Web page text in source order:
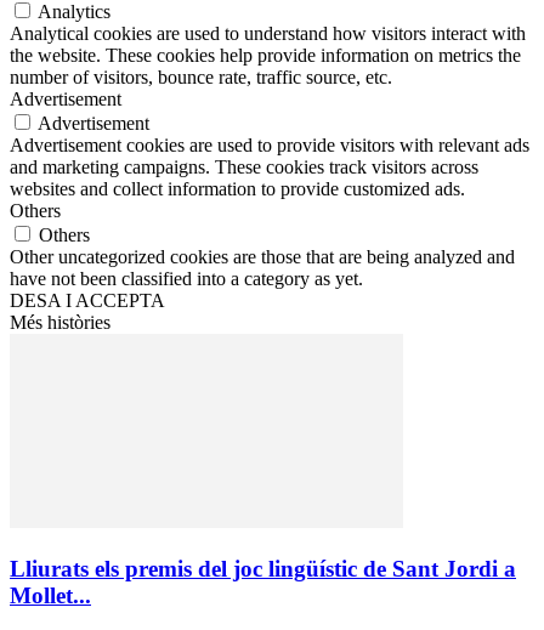
Analytics
Analytical cookies are used to understand how visitors interact with
the website. These cookies help provide information on metrics the
number of visitors, bounce rate, traffic source, etc.
Advertisement
Advertisement
Advertisement cookies are used to provide visitors with relevant ads
and marketing campaigns. These cookies track visitors across
websites and collect information to provide customized ads.
Others
Others
Other uncategorized cookies are those that are being analyzed and
have not been classified into a category as yet.
DESA I ACCEPTA
Més històries
Lliurats els premis del joc lingüístic de Sant Jordi a
Mollet...